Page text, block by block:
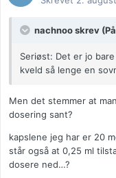
nachnoo skrev
Seriøst: Det er jo
kveld så lenge en
Men det stemmer at
dosering sant?
kapslene jeg har er 20
står også at 0,25 ml
dosere ned…?